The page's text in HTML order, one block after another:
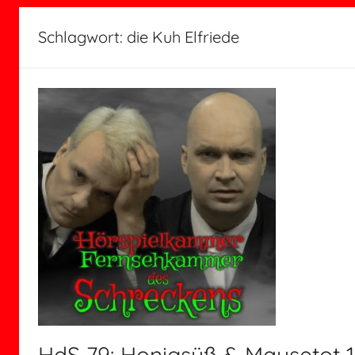
Schlagwort: die Kuh Elfriede